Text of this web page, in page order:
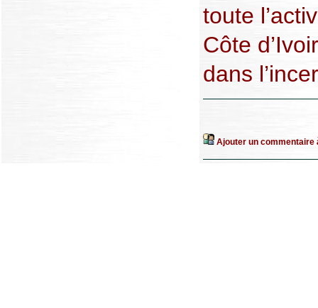
toute
Côte
dans
Ajouter un commentaire